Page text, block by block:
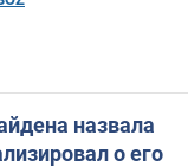
назвала
о его